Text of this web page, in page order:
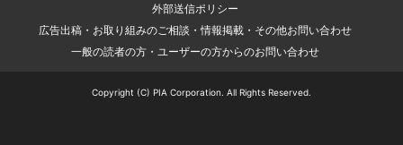
外部送信ポリシー
広告出稿・お取り組みのご相談・情報掲載・その他お問い合わせ
一般の読者の方・ユーザーの方からのお問い合わせ
Copyright (C) PIA Corporation. All Rights Reserved.